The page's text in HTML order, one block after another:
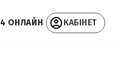
ОНЛАЙН КАБІНЕТ